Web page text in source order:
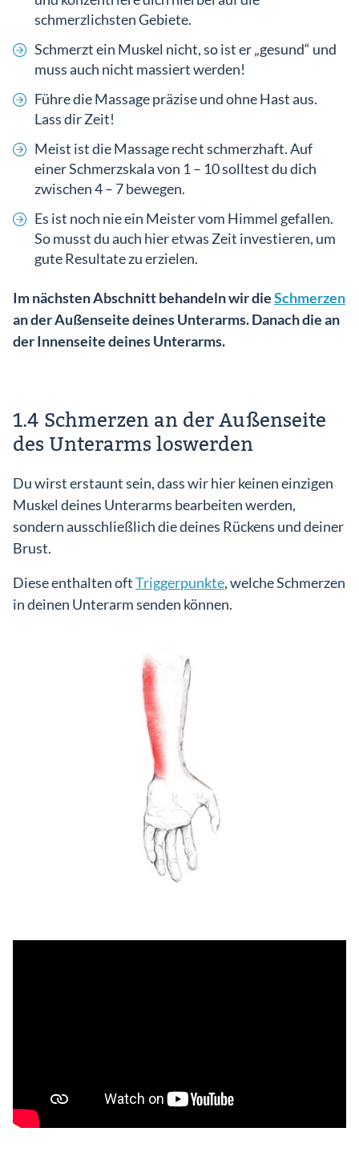
schmerzlichsten Gebiete.
Schmerzt ein Muskel nicht, so ist er „gesund“ und
muss auch nicht massiert werden!
Führe die Massage präzise und ohne Hast aus.
Lass dir Zeit!
Meist ist die Massage recht schmerzhaft. Auf
einer Schmerzskala von 1 – 10 solltest du dich
zwischen 4 – 7 bewegen.
Es ist noch nie ein Meister vom Himmel gefallen.
So musst du auch hier etwas Zeit investieren, um
gute Resultate zu erzielen.
Im nächsten Abschnitt behandeln wir dieSchmerzen
an der Außenseite deines Unterarms. Danach die an
der Innenseite deines Unterarms.
1.4 Schmerzen an der Außenseite
des Unterarms loswerden
Du wirst erstaunt sein, dass wir hier keinen einzigen
Muskel deines Unterarms bearbeiten werden,
sondern ausschließlich die deines Rückens und deiner
Brust.
Diese enthalten oftTriggerpunkte, welche Schmerzen
in deinen Unterarm senden können.